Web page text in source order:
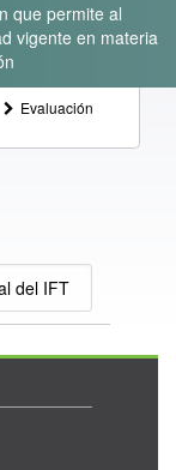
que permite al
vigente en materia
Evaluación
del IFT